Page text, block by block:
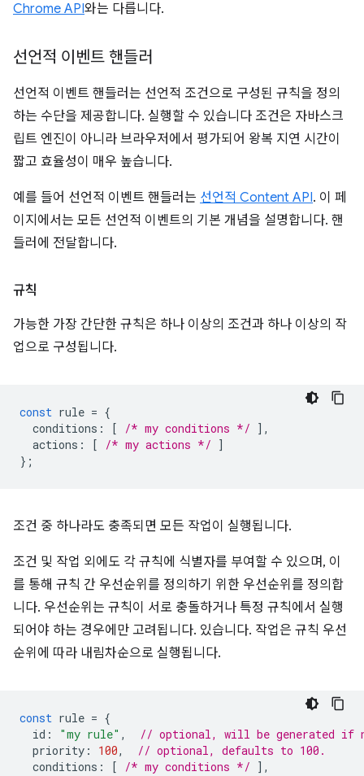
Chrome API와는 다릅니다.
선언적 이벤트 핸들러
선언적 이벤트 핸들러는 선언적 조건으로 구성된 규칙을 정의
하는 수단을 제공합니다. 실행할 수 있습니다 조건은 자바스크
립트 엔진이 아니라 브라우저에서 평가되어 왕복 지연 시간이
짧고 효율성이 매우 높습니다.
예를 들어 선언적 이벤트 핸들러는 선언적 Content API. 이 페
이지에서는 모든 선언적 이벤트의 기본 개념을 설명합니다. 핸
들러에 전달합니다.
규칙
가능한 가장 간단한 규칙은 하나 이상의 조건과 하나 이상의 작
업으로 구성됩니다.
const rule = {
conditions : [ /* my conditions */ ],
actions : [ /* my actions */ ]
};
조건 중 하나라도 충족되면 모든 작업이 실행됩니다.
조건 및 작업 외에도 각 규칙에 식별자를 부여할 수 있으며, 이
를 통해 규칙 간 우선순위를 정의하기 위한 우선순위를 정의합
니다. 우선순위는 규칙이 서로 충돌하거나 특정 규칙에서 실행
되어야 하는 경우에만 고려됩니다. 있습니다. 작업은 규칙 우선
순위에 따라 내림차순으로 실행됩니다.
const rule = {
id : "my rule" ,
// optional, will be generated if
priority : 100,
// optional, defaults to 100.
conditions : [ /* my conditions */ ],